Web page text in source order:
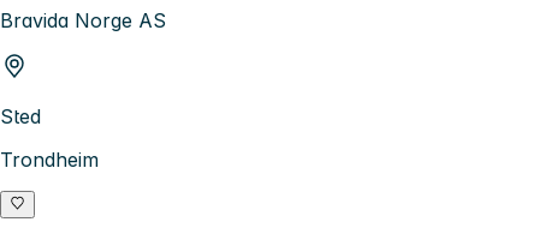
Bravida Norge AS
Sted
Trondheim